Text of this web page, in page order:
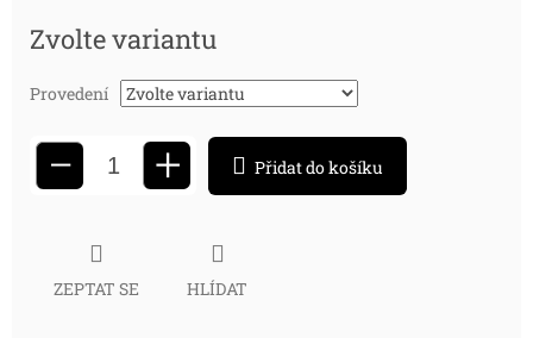
Měrná
cena:
Zvolte variantu
Provedení
− + Přidat do košíku
ZEPTAT SE HLÍDAT